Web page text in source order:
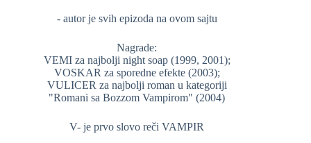
- autor je svih epizoda na ovom sajtu
Nagrade:
VEMI za najbolji night soap (1999, 2001);
VOSKAR za sporedne efekte (2003);
VULICER za najbolji roman u kategoriji
"Romani sa Bozzom Vampirom" (2004)
V- je prvo slovo reči VAMPIR